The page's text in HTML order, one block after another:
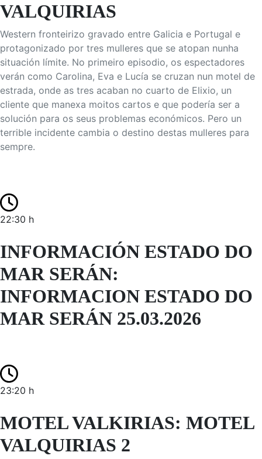
VALQUIRIAS
Western fronteirizo gravado entre Galicia e Portugal e
protagonizado por tres mulleres que se atopan nunha
situación límite. No primeiro episodio, os espectadores
verán como Carolina, Eva e Lucía se cruzan nun motel de
estrada, onde as tres acaban no cuarto de Elixio, un
cliente que manexa moitos cartos e que podería ser a
solución para os seus problemas económicos. Pero un
terrible incidente cambia o destino destas mulleres para
sempre.
22:30 h
INFORMACIÓN ESTADO DO
MAR SERÁN:
INFORMACION ESTADO DO
MAR SERÁN 25.03.2026
23:20 h
MOTEL VALKIRIAS: MOTEL
VALQUIRIAS 2